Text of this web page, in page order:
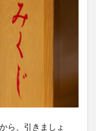
ら
、引きましょ